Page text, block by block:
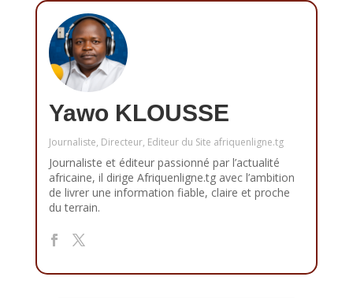
Yawo KLOUSSE
Journaliste, Directeur, Editeur du Site afriquenligne.tg
Journaliste et éditeur passionné par l’actualité
africaine, il dirige Afriquenligne.tg avec l’ambition
de livrer une information fiable, claire et proche
du terrain.